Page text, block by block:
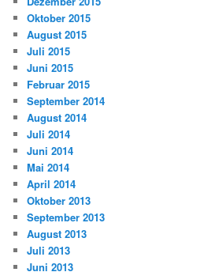
Oktober 2015
August 2015
Juli 2015
Juni 2015
Februar 2015
September 2014
August 2014
Juli 2014
Juni 2014
Mai 2014
April 2014
Oktober 2013
September 2013
August 2013
Juli 2013
Juni 2013